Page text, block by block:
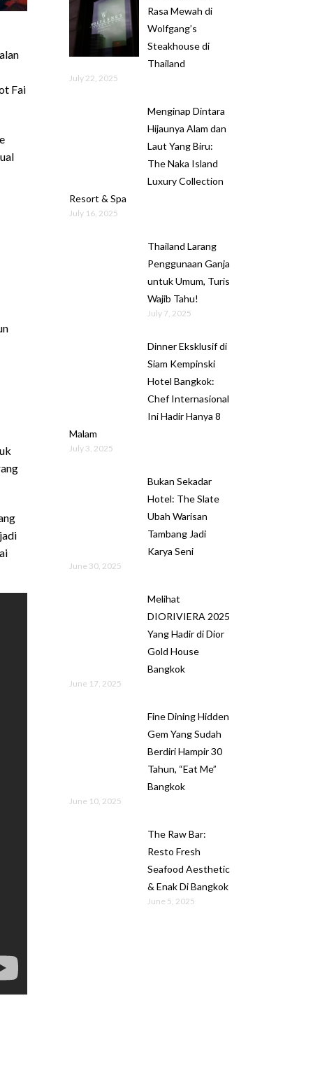
Fai
Rasa Mewah di
Wolfgang’s
Steakhouse di
Thailand
July 22, 2025
Menginap Dintara
Hijaunya Alam dan
Laut Yang Biru:
The Naka Island
Luxury Collection
Resort & Spa
July 16, 2025
Thailand Larang
Penggunaan Ganja
untuk Umum, Turis
Wajib Tahu!
July 7, 2025
Dinner Eksklusif di
Siam Kempinski
Hotel Bangkok:
Chef Internasional
Ini Hadir Hanya 8
Malam
July 3, 2025
Bukan Sekadar
Hotel: The Slate
Ubah Warisan
Tambang Jadi
Karya Seni
June 30, 2025
Melihat
DIORIVIERA 2025
Yang Hadir di Dior
Gold House
Bangkok
June 17, 2025
Fine Dining Hidden
Gem Yang Sudah
Berdiri Hampir 30
Tahun, “Eat Me”
Bangkok
June 10, 2025
The Raw Bar:
Resto Fresh
Seafood Aesthetic
& Enak Di Bangkok
June 5, 2025